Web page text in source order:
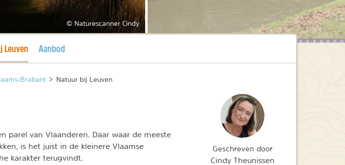
© Naturescanner Cindy
Leuven Aanbod
Brabant > Natuur bij Leuven
parel van Vlaanderen. Daar waar de meeste
is het juist in de kleinere Vlaamse
karakter terugvindt.
Geschreven door
Cindy Theunissen